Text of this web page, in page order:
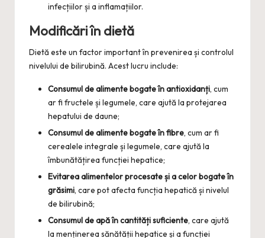
infecțiilor și a inflamațiilor.
Modificări în dietă
Dietă este un factor important în prevenirea și controlul
nivelului de bilirubină. Acest lucru include:
Consumul de alimente bogate în antioxidanți, cum
ar fi fructele și legumele, care ajută la protejarea
hepatului de daune;
Consumul de alimente bogate în fibre, cum ar fi
cerealele integrale și legumele, care ajută la
îmbunătățirea funcției hepatice;
Evitarea alimentelor procesate și a celor bogate în
grăsimi, care pot afecta funcția hepatică și nivelul
de bilirubină;
Consumul de apă în cantități suficiente, care ajută
la menținerea sănătății hepatice și a funcției